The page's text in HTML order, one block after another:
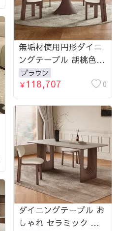
無垢材使用円形ダイニ
ングテーブル 胡桃色仕
上げ モダンミニマルス
タイル ホワイトセラミ
ック天板 ラグジュアリ
ーデザイン hagst-3414
ブラウン
￥118,707 0
ダイニングテーブル お
しゃれ セラミック 天